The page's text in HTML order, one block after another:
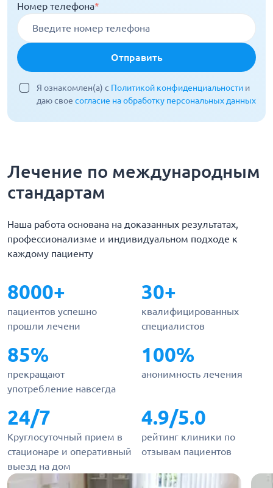
Номер телефона*
Отправить
Я ознакомлен(а) с Политикой конфиденциальности и
даю свое согласие на обработку персональных данных
Лечение по международным
стандартам
Наша работа основана на доказанных результатах,
профессионализме и индивидуальном подходе к
каждому пациенту
8000+
пациентов успешно
прошли лечени
30+
квалифицированных
специалистов
85%
прекращают
употребление навсегда
100%
анонимность лечения
24/7
Круглосуточный прием в
стационаре и оперативный
выезд на дом
4.9/5.0
рейтинг клиники по
отзывам пациентов